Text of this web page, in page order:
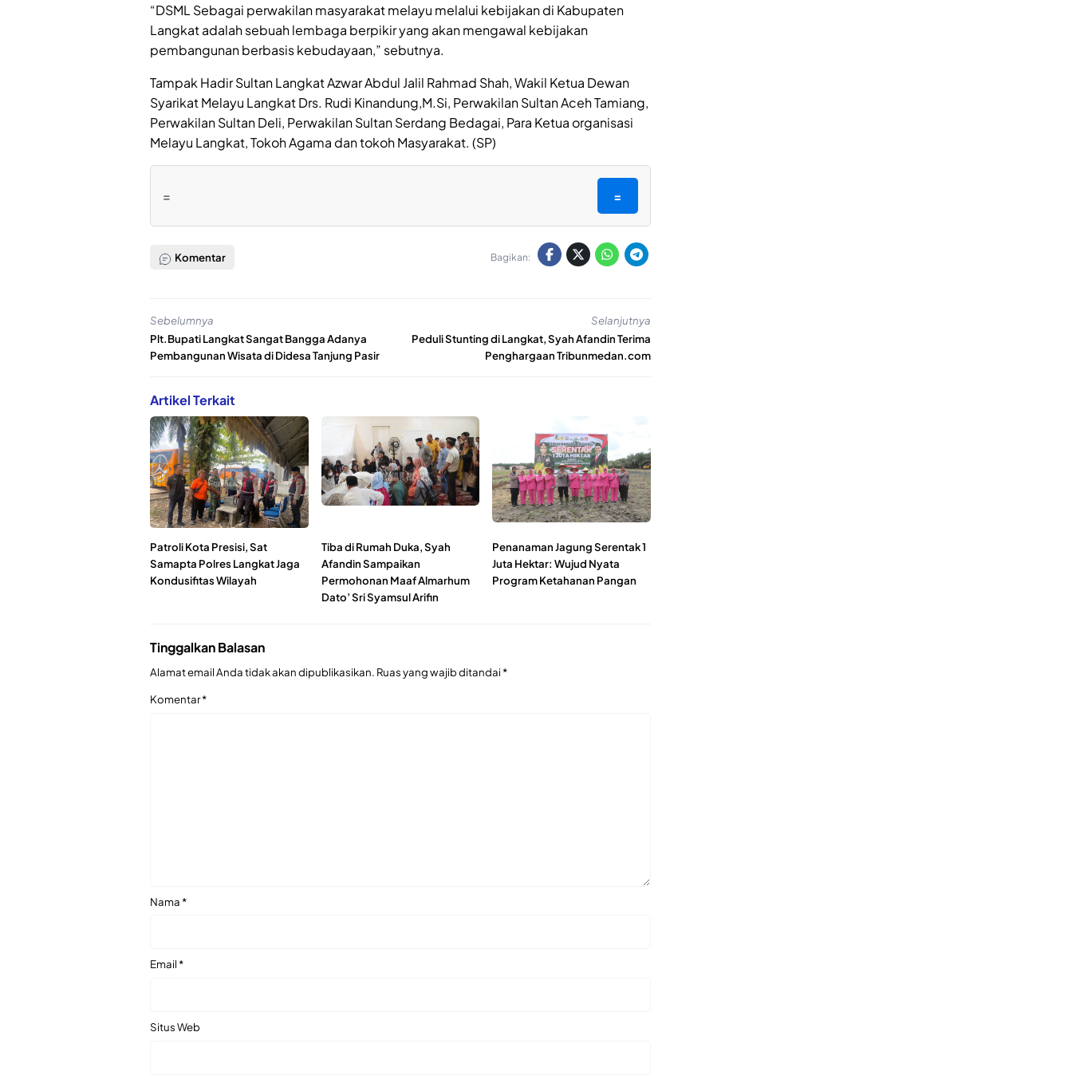
“DSML Sebagai perwakilan masyarakat melayu melalui kebijakan di Kabupaten
Langkat adalah sebuah lembaga berpikir yang akan mengawal kebijakan
pembangunan berbasis kebudayaan,” sebutnya.
Tampak Hadir Sultan Langkat Azwar Abdul Jalil Rahmad Shah, Wakil Ketua Dewan
Syarikat Melayu Langkat Drs. Rudi Kinandung,M.Si, Perwakilan Sultan Aceh Tamiang,
Perwakilan Sultan Deli, Perwakilan Sultan Serdang Bedagai, Para Ketua organisasi
Melayu Langkat, Tokoh Agama dan tokoh Masyarakat. (SP)
= =
Komentar Bagikan:
Sebelumnya
Plt.Bupati Langkat Sangat Bangga Adanya
Pembangunan Wisata di Didesa Tanjung Pasir
Selanjutnya
Peduli Stunting di Langkat, Syah Afandin Terima
Penghargaan Tribunmedan.com
Artikel Terkait
Patroli Kota Presisi, Sat
Samapta Polres Langkat Jaga
Kondusifitas Wilayah
Tiba di Rumah Duka, Syah
Afandin Sampaikan
Permohonan Maaf Almarhum
Dato’ Sri Syamsul Arifin
Penanaman Jagung Serentak 1
Juta Hektar: Wujud Nyata
Program Ketahanan Pangan
Tinggalkan Balasan
Alamat email Anda tidak akan dipublikasikan. Ruas yang wajib ditandai*
Komentar*
Nama*
Email*
Situs Web